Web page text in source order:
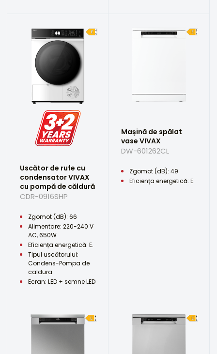
Uscător de rufe cu
condensator VIVAX
cu pompă de căldură
CDR-0916SHP
Zgomot (dB): 66
Alimentare: 220-240 V
AC, 650W
Eficiența energetică: E.
Tipul uscătorului:
Condens-Pompa de
caldura
Ecran: LED + semne LED
Mașină de spălat
vase VIVAX
DW-601262CL
Zgomot (dB): 49
Eficiența energetică: E.